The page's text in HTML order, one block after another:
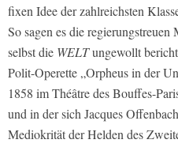
fixen Idee der zahlreichsten
So sagen es die
selbst die WELTungewollt
Polit-Operette „Orpheus in der
1858 im Théâtre des Bouffes-
und in der sich Jacques
Mediokrität der Helden des